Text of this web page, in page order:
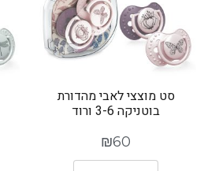
סט מוצצי לאבי מהדורת
בוטניקה 3-6 ורוד
₪60